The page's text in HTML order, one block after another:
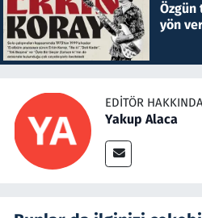
Özgün
yön
EDITÖR
Yakup Alaca